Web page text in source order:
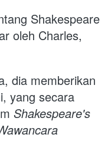
Shakespeare
oleh Charles,
dia memberikan
yang secara
Shakespeare's